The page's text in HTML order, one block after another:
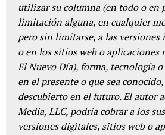
utilizar su columna (en todo o en
limitación alguna, en cualquier
pero sin limitarse, a las versiones
o en los sitios web o
El Nuevo Día), forma, tecnología
en el presente o que sea
descubierto en el futuro. El autor
Media, LLC, podría cobrar a los
versiones digitales, sitios web o